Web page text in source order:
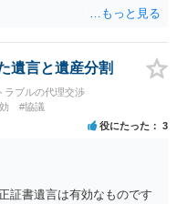
遺言と遺産分割
ラブルの代理交渉
#協議
役にたった 3
証書遺言は有効なものです